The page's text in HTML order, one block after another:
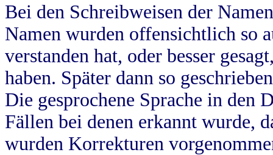
Bei den Schreibweisen der
Namen wurden offensichtlich so
verstanden hat, oder besser
haben. Später dann so
Die gesprochene Sprache in
Fällen bei denen erkannt wurde,
wurden Korrekturen